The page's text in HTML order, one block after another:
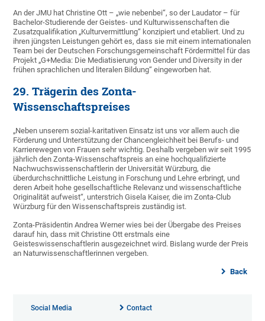
An der JMU hat Christine Ott – „wie nebenbei“, so der Laudator – für
Bachelor-Studierende der Geistes- und Kulturwissenschaften die
Zusatzqualifikation „Kulturvermittlung“ konzipiert und etabliert. Und zu
ihren jüngsten Leistungen gehört es, dass sie mit einem internationalen
Team bei der Deutschen Forschungsgemeinschaft Fördermittel für das
Projekt „G+Media: Die Mediatisierung von Gender und Diversity in der
frühen sprachlichen und literalen Bildung“ eingeworben hat.
29. Trägerin des Zonta-
Wissenschaftspreises
„Neben unserem sozial-karitativen Einsatz ist uns vor allem auch die
Förderung und Unterstützung der Chancengleichheit bei Berufs- und
Karrierewegen von Frauen sehr wichtig. Deshalb vergeben wir seit 1995
jährlich den Zonta-Wissenschaftspreis an eine hochqualifizierte
Nachwuchswissenschaftlerin der Universität Würzburg, die
überdurchschnittliche Leistung in Forschung und Lehre erbringt, und
deren Arbeit hohe gesellschaftliche Relevanz und wissenschaftliche
Originalität aufweist“, unterstrich Gisela Kaiser, die im Zonta-Club
Würzburg für den Wissenschaftspreis zuständig ist.
Zonta-Präsidentin Andrea Werner wies bei der Übergabe des Preises
darauf hin, dass mit Christine Ott erstmals eine
Geisteswissenschaftlerin ausgezeichnet wird. Bislang wurde der Preis
an Naturwissenschaftlerinnen vergeben.
Back
Social Media Contact